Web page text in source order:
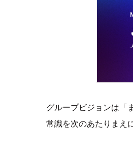
グループビジョンは「
常識を次のあたりまえ